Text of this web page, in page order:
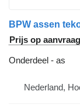
BPW assen
Prijs op aanvraag
Onderdeel - as
Nederland,